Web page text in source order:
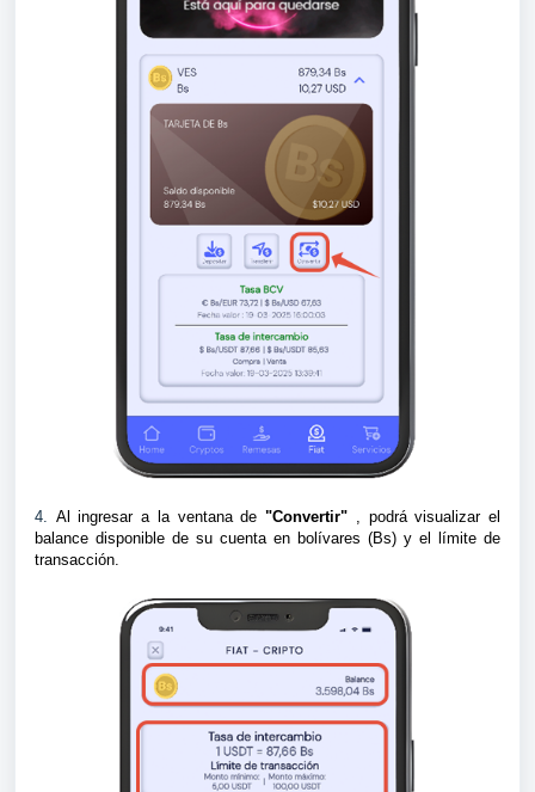
4. Al ingresar a la ventana de"Convertir" , podrá visualizar el
balance disponible de su cuenta en bolívares (Bs) y el límite de
transacción.